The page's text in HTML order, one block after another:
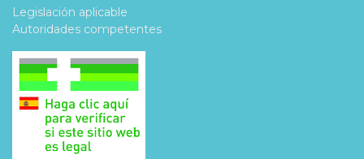
Legislación aplicable
Autoridades competentes